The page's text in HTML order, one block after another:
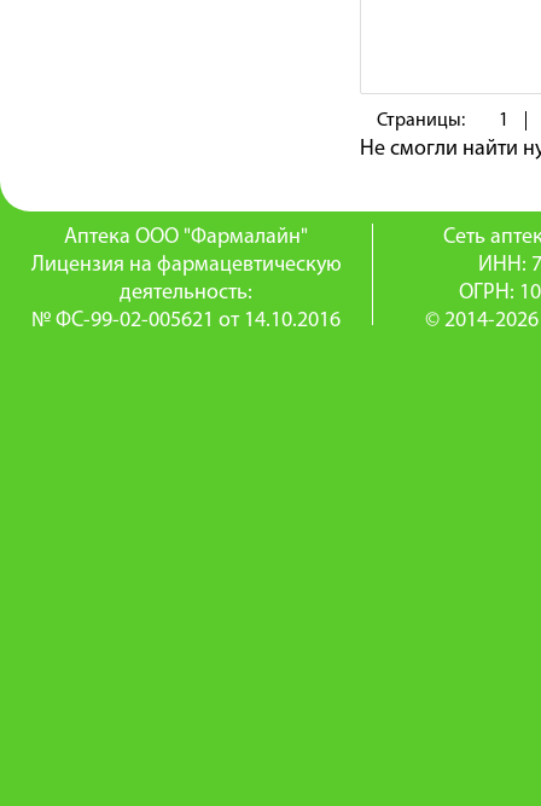
Страницы: 1
Не смогли найти
Аптека ООО "Фармалайн"
Лицензия на фармацевтическую
деятельность:
№ ФС-99-02-005621 от 14.10.2016
Сеть
ИНН:
ОГРН:
© 2014-